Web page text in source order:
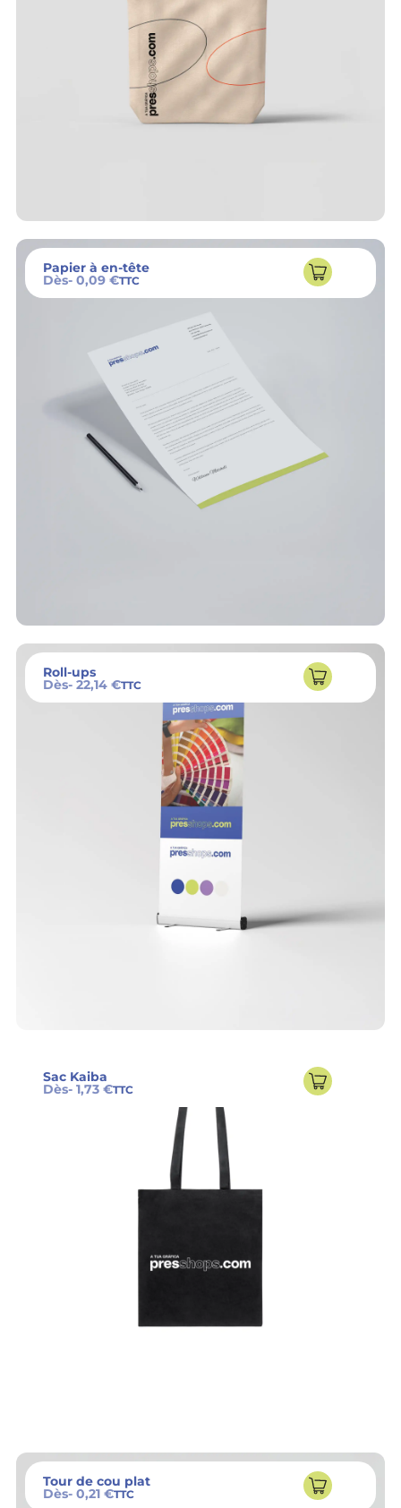
Papier à en-tête
Dès- 0,09 €TTC
Roll-ups
Dès- 22,14 €TTC
Sac Kaiba
Dès- 1,73 €TTC
Tour de cou plat
Dès- 0,21 €TTC